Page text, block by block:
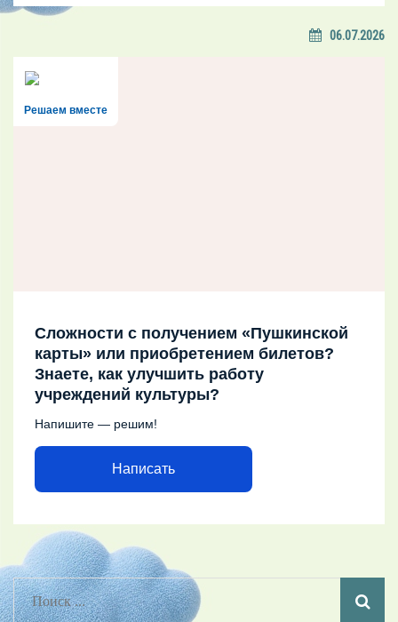
06.07.2026
Решаем вместе
Сложности с получением «Пушкинской
карты» или приобретением билетов?
Знаете, как улучшить работу
учреждений культуры?
Напишите — решим!
Написать